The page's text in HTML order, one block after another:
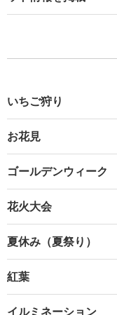
いちご狩り
お花見
ゴールデンウィーク
花火大会
夏休み（夏祭り）
紅葉
イルミネーション